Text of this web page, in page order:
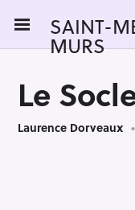
i
SAINT-
MURS
Le
Laurence Dorveaux